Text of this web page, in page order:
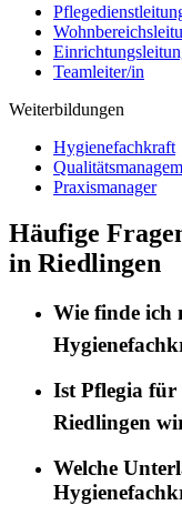
Teamleiter/in
Weiterbildungen
Hygienefachkraft
Praxismanager
Häufige
in Riedlingen
Wie finde ich
Ist Pflegia für
Riedlingen
Welche